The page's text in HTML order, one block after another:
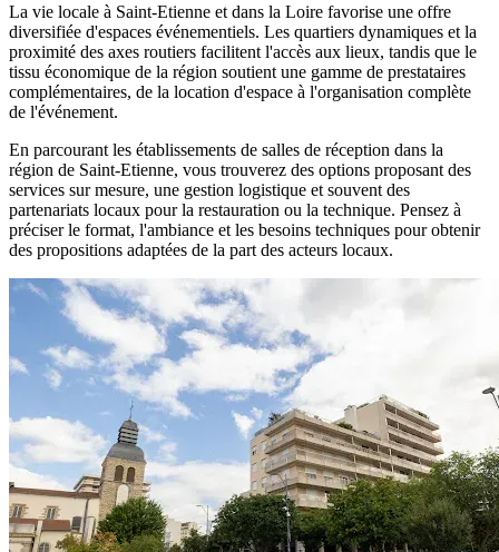
La vie locale à Saint-Etienne et dans la Loire favorise une offre
diversifiée d'espaces événementiels. Les quartiers dynamiques et la
proximité des axes routiers facilitent l'accès aux lieux, tandis que le
tissu économique de la région soutient une gamme de prestataires
complémentaires, de la location d'espace à l'organisation complète
de l'événement.
En parcourant les établissements de salles de réception dans la
région de Saint-Etienne, vous trouverez des options proposant des
services sur mesure, une gestion logistique et souvent des
partenariats locaux pour la restauration ou la technique. Pensez à
préciser le format, l'ambiance et les besoins techniques pour obtenir
des propositions adaptées de la part des acteurs locaux.